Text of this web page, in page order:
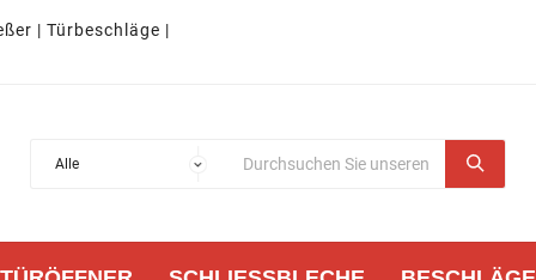
| Türbeschläge |